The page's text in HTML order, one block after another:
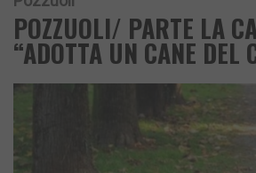
POZZUOLI/ PARTE LA
“ADOTTA UN CANE DEL